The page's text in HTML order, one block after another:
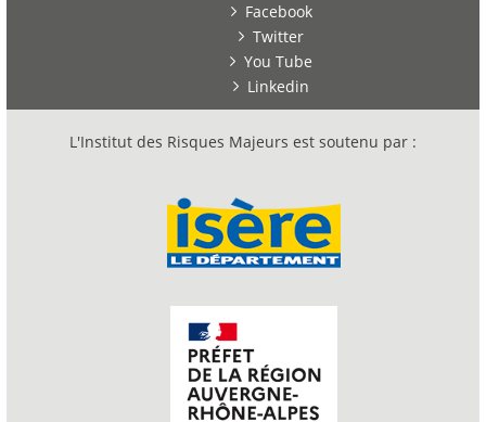
Facebook
Twitter
You Tube
Linkedin
L'Institut des Risques Majeurs est soutenu par :